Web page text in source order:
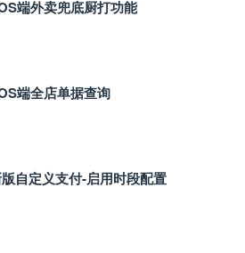
端外卖兜底厨打功能
端全店单据查询
自定义支付‑启用时段配置